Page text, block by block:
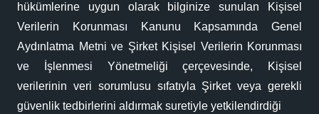
hükümlerine uygun olarak bilginize sunulan Kişisel
Verilerin Korunması Kanunu Kapsamında Genel
Aydınlatma Metni ve Şirket Kişisel Verilerin Korunması
ve İşlenmesi Yönetmeliği çerçevesinde, Kişisel
verilerinin veri sorumlusu sıfatıyla Şirket veya gerekli
güvenlik tedbirlerini aldırmak suretiyle yetkilendirdiği